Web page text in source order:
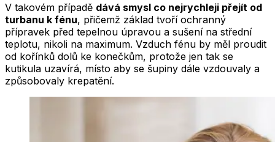
V takovém případě dává smysl co nejrychleji přejít od
turbanu k fénu, přičemž základ tvoří ochranný
přípravek před tepelnou úpravou a sušení na střední
teplotu, nikoli na maximum. Vzduch fénu by měl proudit
od kořínků dolů ke konečkům, protože jen tak se
kutikula uzavírá, místo aby se šupiny dále vzdouvaly a
způsobovaly krepatění.